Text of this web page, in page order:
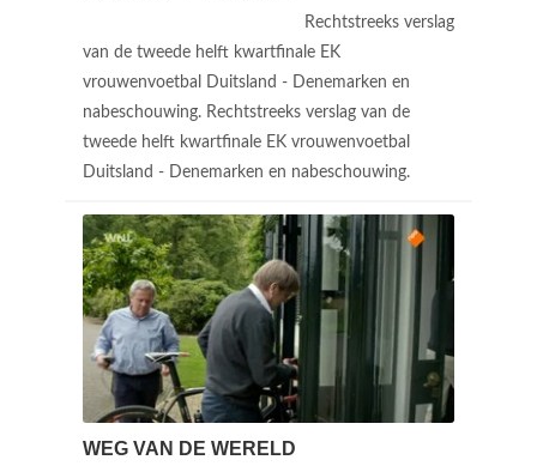
Rechtstreeks verslag
van de tweede helft kwartfinale EK
vrouwenvoetbal Duitsland - Denemarken en
nabeschouwing. Rechtstreeks verslag van de
tweede helft kwartfinale EK vrouwenvoetbal
Duitsland - Denemarken en nabeschouwing.
WEG VAN DE WERELD